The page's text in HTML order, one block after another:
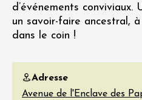
d’événements
un savoir-faire ancestral,
dans le coin !
Adresse
Avenue de l'Enclave des